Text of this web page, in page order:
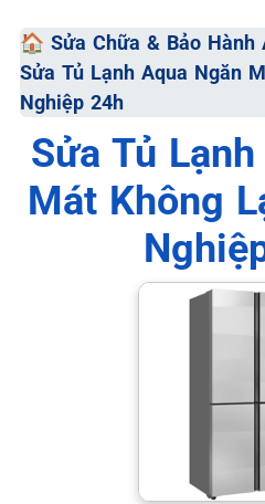
📞
🏠 Sửa Chữa & Bảo Hành
Sửa Tủ Lạnh Aqua Ngăn
Nghiệp 24h
Sửa Tủ
Mát Không